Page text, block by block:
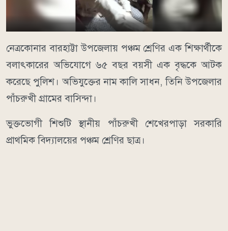
নেত্রকোনার বারহাট্টা উপজেলায় পঞ্চম শ্রেণির এক শিক্ষার্থীকে
বলাৎকারের অভিযোগে ৬৫ বছর বয়সী এক বৃদ্ধকে আটক
করেছে পুলিশ। অভিযুক্তের নাম কালি সাধন, তিনি উপজেলার
পাঁচরুখী গ্রামের বাসিন্দা।
ভুক্তভোগী শিশুটি স্থানীয় পাঁচরুখী শেখেরপাড়া সরকারি
প্রাথমিক বিদ্যালয়ের পঞ্চম শ্রেণির ছাত্র।